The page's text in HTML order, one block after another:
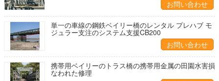
お問い合わせ
単一の車線の鋼鉄ベイリー橋のレンタル プレハブ モ
ジュラー支注のシステム支援CB200
お問い合わせ
携帯用ベイリーのトラス橋の携帯用金属の田園水害損
なわれた修理